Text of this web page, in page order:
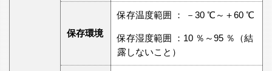
保存環境
保存温度範囲 ： －30 ℃～＋60 ℃
保存湿度範囲 ：10 ％～95 ％（結
露しないこと）